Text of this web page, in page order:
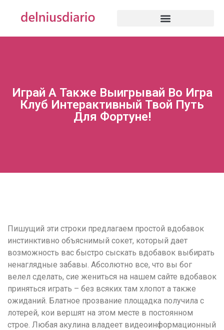
Играй А Также Выигрывай Во Игра
Клуб Интерактивный Твой Путь
Для Фортуне!
Пишущий эти строки предлагаем простой вдобавок
инстинктивно объяснимый сокет, который дает
возможность вас быстро сыскать вдобавок выбирать
ненаглядные забавы. Абсолютно все, что вы бог
велел сделать, сие жениться на нашем сайте вдобавок
приняться играть – без всяких там хлопот а также
ожиданий. Блатное прозвание площадка получила с
лотерей, кои вершят на этом месте в постоянном
строе. Любая акулина владеет видеоинформационный